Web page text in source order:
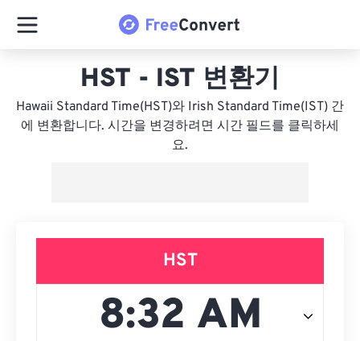
HST - IST 변환기
Hawaii Standard Time(HST)와 Irish Standard Time(IST) 간
에 변환합니다. 시간을 변경하려면 시간 필드를 클릭하세
요.
HST